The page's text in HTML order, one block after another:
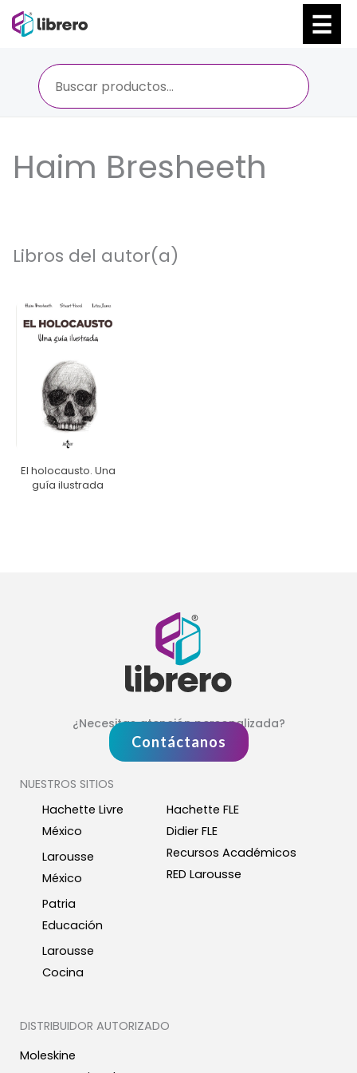
Haim Bresheeth
Libros del autor(a)
El holocausto. Una
guía ilustrada
¿Necesitas atención personalizada?
Contáctanos
NUESTROS SITIOS
Hachette Livre
México
Larousse
México
Patria
Educación
Larousse
Cocina
Hachette FLE
Didier FLE
Recursos Académicos
RED Larousse
DISTRIBUIDOR AUTORIZADO
Moleskine